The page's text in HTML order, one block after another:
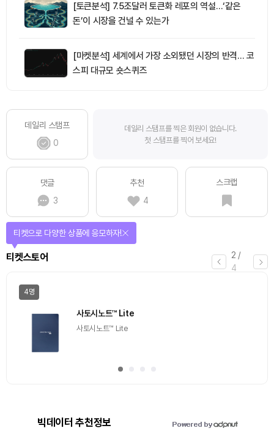
[토큰분석] 7.5조달러 토큰화 레포의 역설…‘같은
돈’이 시장을 건널 수 있는가
[마켓분석] 세계에서 가장 소외됐던 시장의 반격… 코
스피 대규모 숏스퀴즈
데일리 스탬프
0
데일리 스탬프를 찍은 회원이 없습니다.
첫 스탬프를 찍어 보세요!
댓글
3
추천
4
스크랩
2 /
4
티켓스토어
티켓으로 다양한 상품에 응모하자!
4명
사토시노트™ Lite
사토시노트™ Lite
빅데이터 추천정보